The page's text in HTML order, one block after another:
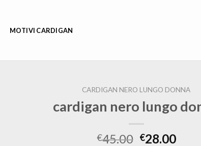
MOTIVI CARDIGAN
CARDIGAN NERO LUNGO DONNA
cardigan nero lungo
€45.00 €28.00